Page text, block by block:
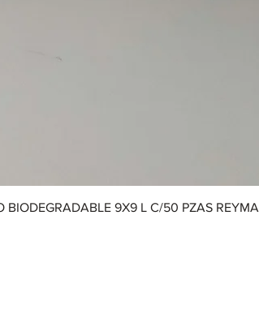
BIODEGRADABLE 9X9 L C/50 PZAS REYMA